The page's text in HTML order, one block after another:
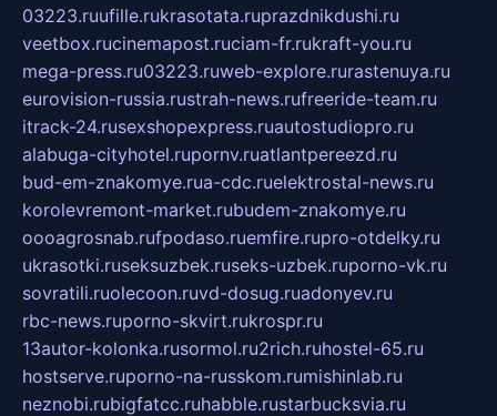
03223.ruufille.rukrasotata.ruprazdnikdushi.ru
veetbox.rucinemapost.ruciam-fr.rukraft-you.ru
mega-press.ru03223.ruweb-explore.rurastenuya.ru
eurovision-russia.rustrah-news.rufreeride-team.ru
itrack-24.rusexshopexpress.ruautostudiopro.ru
alabuga-cityhotel.rupornv.ruatlantpereezd.ru
bud-em-znakomye.rua-cdc.ruelektrostal-news.ru
korolevremont-market.rubudem-znakomye.ru
oooagrosnab.rufpodaso.ruemfire.rupro-otdelky.ru
ukrasotki.ruseksuzbek.ruseks-uzbek.ruporno-vk.ru
sovratili.ruolecoon.ruvd-dosug.ruadonyev.ru
rbc-news.ruporno-skvirt.rukrospr.ru
13autor-kolonka.rusormol.ru2rich.ruhostel-65.ru
hostserve.ruporno-na-russkom.rumishinlab.ru
neznobi.rubigfatcc.ruhabble.rustarbucksvia.ru